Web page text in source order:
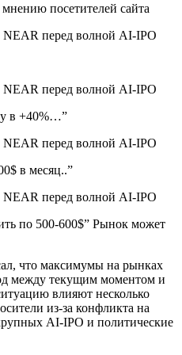
посетителей сайта
в +40%…”
в месяц..”
по 500-600$” Рынок может
что максимумы на рынках
между текущим моментом и
влияют несколько
из-за конфликта на
AI-IPO и политические